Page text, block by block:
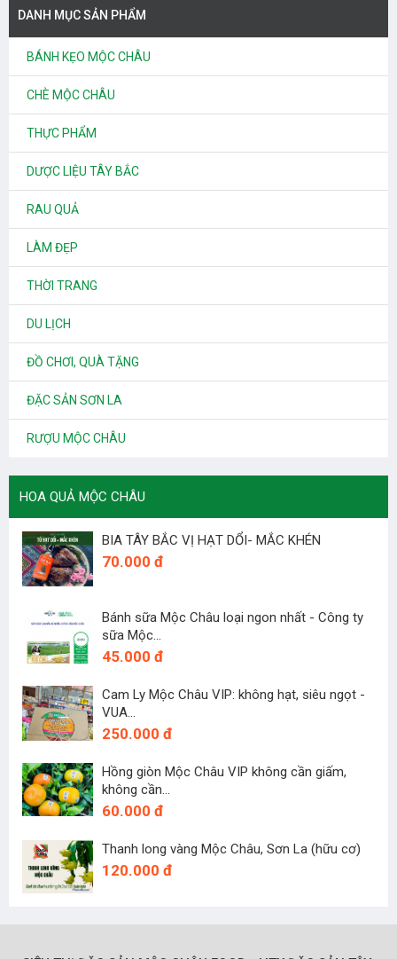
DANH MỤC SẢN PHẨM
BÁNH KẸO MỘC CHÂU
CHÈ MỘC CHÂU
THỰC PHẨM
DƯỢC LIỆU TÂY BẮC
RAU QUẢ
LÀM ĐẸP
THỜI TRANG
DU LỊCH
ĐỒ CHƠI, QUÀ TẶNG
ĐẶC SẢN SƠN LA
RƯỢU MỘC CHÂU
HOA QUẢ MỘC CHÂU
BIA TÂY BẮC VỊ HẠT DỔI- MẮC KHÉN
70.000 đ
Bánh sữa Mộc Châu loại ngon nhất - Công ty
sữa Mộc...
45.000 đ
Cam Ly Mộc Châu VIP: không hạt, siêu ngọt -
VUA...
250.000 đ
Hồng giòn Mộc Châu VIP không cần giấm,
không cần...
60.000 đ
Thanh long vàng Mộc Châu, Sơn La (hữu cơ)
120.000 đ